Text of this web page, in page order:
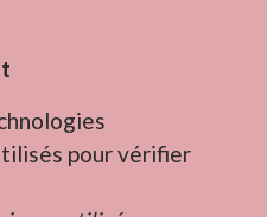
pour vérifier